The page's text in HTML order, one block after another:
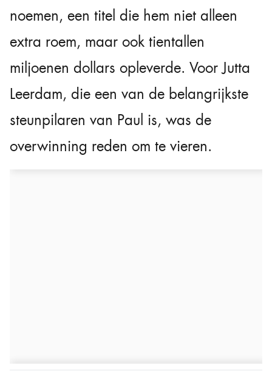
noemen, een titel die hem niet alleen
extra roem, maar ook tientallen
miljoenen dollars opleverde. Voor Jutta
Leerdam, die een van de belangrijkste
steunpilaren van Paul is, was de
overwinning reden om te vieren.